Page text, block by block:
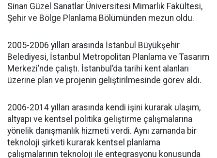
Sinan Güzel Sanatlar Üniversitesi Mimarlık Fakültesi,
Şehir ve Bölge Planlama Bölümünden mezun oldu.
2005-2006 yılları arasında İstanbul Büyükşehir
Belediyesi, İstanbul Metropolitan Planlama ve Tasarım
Merkezi’nde çalıştı. İstanbul’da tarihi kent alanları
üzerine plan ve projenin geliştirilmesinde görev aldı.
2006-2014 yılları arasında kendi işini kurarak ulaşım,
altyapı ve kentsel politika geliştirme çalışmalarına
yönelik danışmanlık hizmeti verdi. Aynı zamanda bir
teknoloji şirketi kurarak kentsel planlama
çalışmalarının teknoloji ile entegrasyonu konusunda